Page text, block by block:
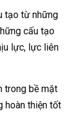
tạo từ những
cấu tạo
lực, lực liên
trong bề mặt
hoàn thiện tốt